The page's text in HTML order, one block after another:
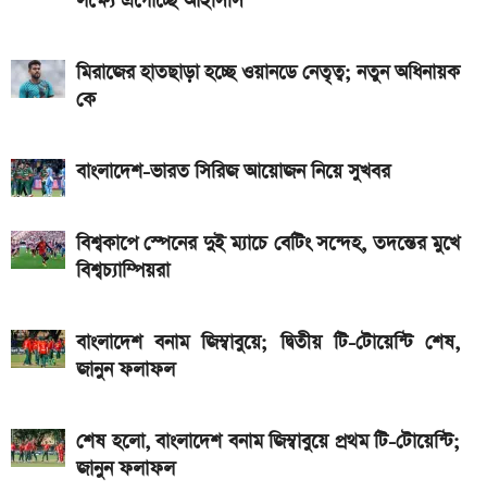
টানা তৃতীয় দিন বাড়ল স্বর্ণের দাম, নজরে বিশ্ববাজার
মিরাজের হাতছাড়া হচ্ছে ওয়ানডে নেতৃত্ব; নতুন অধিনায়ক
কে
বাংলাদেশ-ভারত সিরিজ আয়োজন নিয়ে সুখবর
বিশ্বকাপে স্পেনের দুই ম্যাচে বেটিং সন্দেহ, তদন্তের মুখে
বিশ্বচ্যাম্পিয়রা
বাংলাদেশ বনাম জিম্বাবুয়ে; দ্বিতীয় টি-টোয়েন্টি শেষ,
জানুন ফলাফল
শেষ হলো, বাংলাদেশ বনাম জিম্বাবুয়ে প্রথম টি-টোয়েন্টি;
জানুন ফলাফল